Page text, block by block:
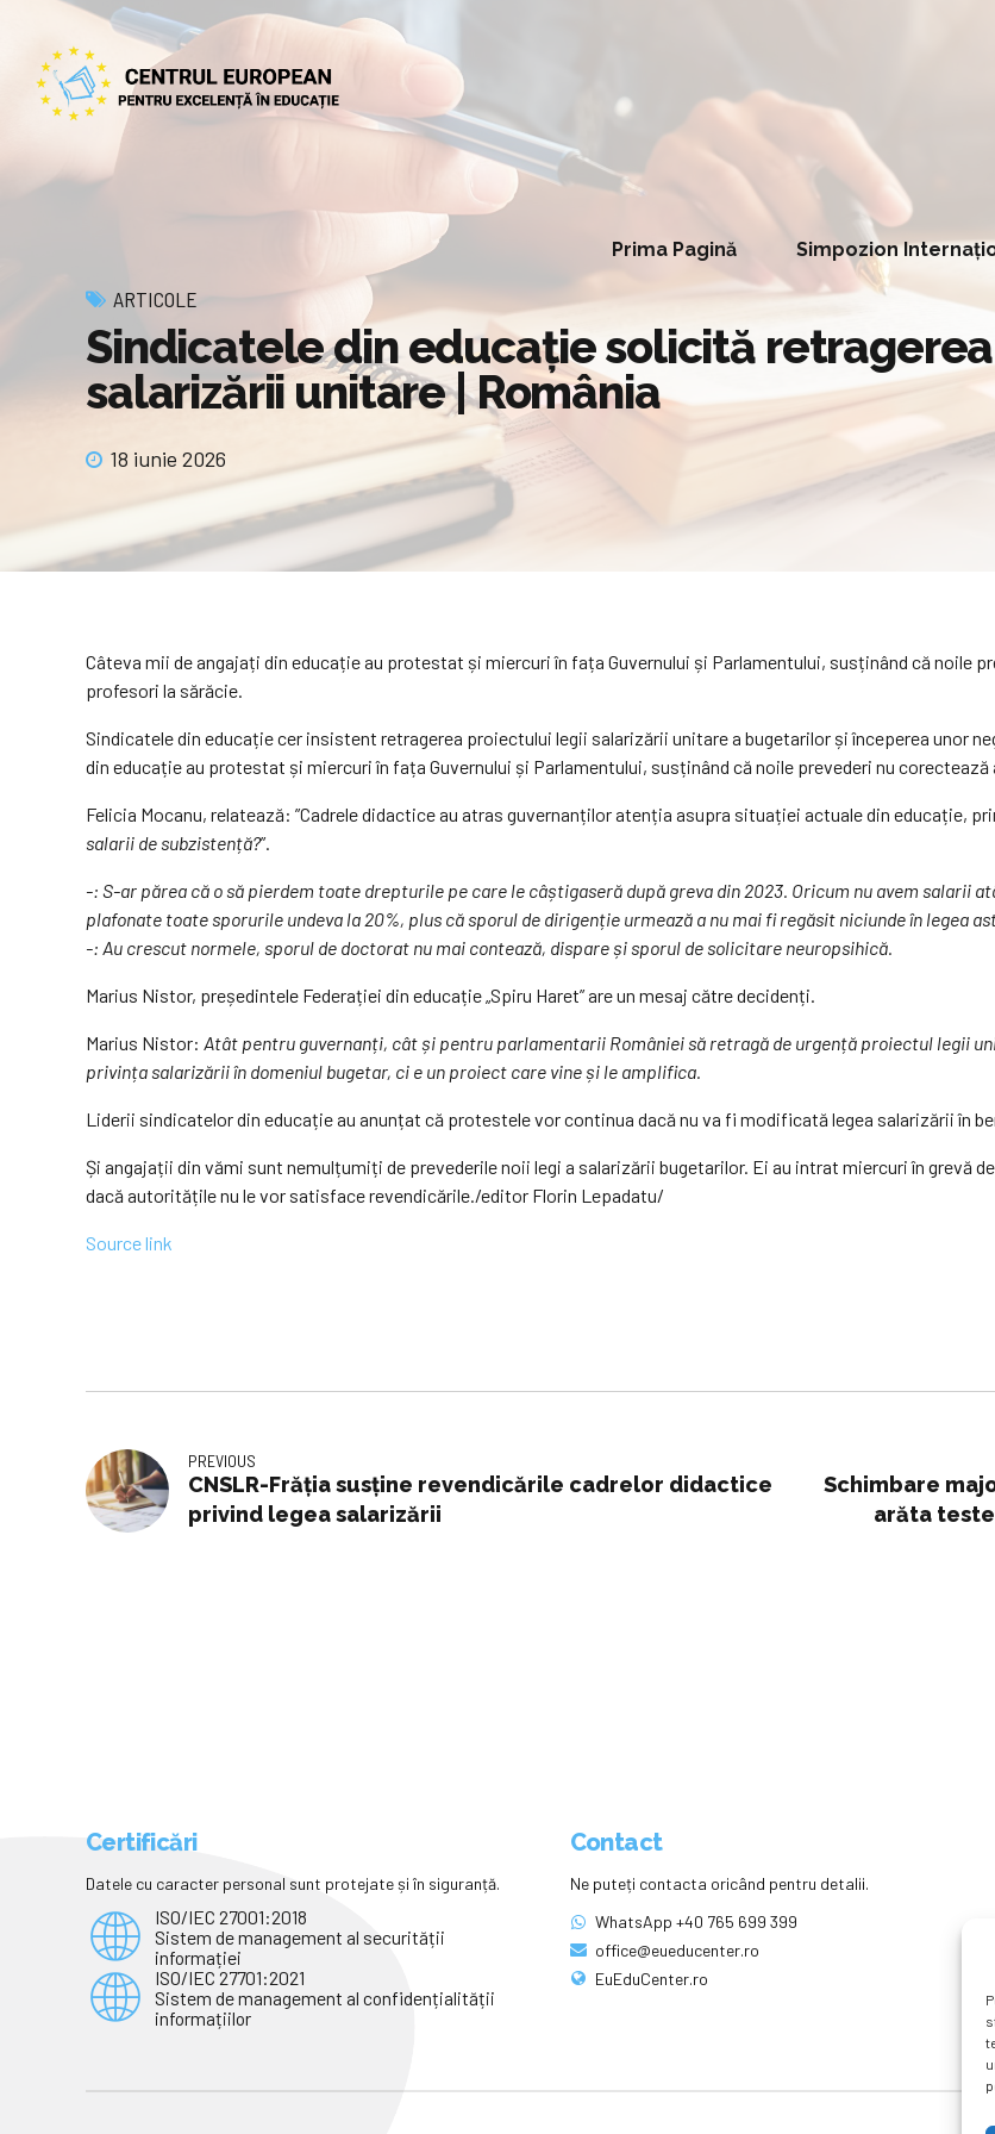
Prima Pagină Simpozion
ARTICOLE
Sindicatele din educație solicită
salarizării unitare | România
18 iunie 2026
Câteva mii de angajați din educație au protestat și miercuri în fața Guvernului și Parlamentului, susținând că noile
profesori la sărăcie.
Sindicatele din educație cer insistent retragerea proiectului legii salarizării unitare a bugetarilor și începerea unor
din educație au protestat și miercuri în fața Guvernului și Parlamentului, susținând că noile prevederi nu
Felicia Mocanu, relatează: ”Cadrele didactice au atras guvernanților atenția asupra situației actuale din educație,
salarii de subzistență?”.
-: S-ar părea că o să pierdem toate drepturile pe care le câștigaseră după greva din 2023. Oricum nu avem salarii
plafonate toate sporurile undeva la 20%, plus că sporul de dirigenție urmează a nu mai fi regăsit niciunde în legea
-: Au crescut normele, sporul de doctorat nu mai contează, dispare și sporul de solicitare neuropsihică.
Marius Nistor, președintele Federației din educație „Spiru Haret” are un mesaj către decidenți.
Marius Nistor: Atât pentru guvernanți, cât și pentru parlamentarii României să retragă de urgență proiectul legii
privința salarizării în domeniul bugetar, ci e un proiect care vine și le amplifica.
Liderii sindicatelor din educație au anunțat că protestele vor continua dacă nu va fi modificată legea salarizării în
Și angajații din vămi sunt nemulțumiți de prevederile noii legi a salarizării bugetarilor. Ei au intrat miercuri în grevă
dacă autoritățile nu le vor satisface revendicările./editor Florin Lepadatu/
Source link
PREVIOUS
CNSLR-Frăția susține revendicările cadrelor didactice
privind legea salarizării
Schimbare
arăta
Certificări
Datele cu caracter personal sunt protejate și în siguranță.
ISO/IEC 27001:2018
Sistem de management al securității
informației
ISO/IEC 27701:2021
Sistem de management al confidențialității
informațiilor
Contact
Ne puteți contacta oricând pentru detalii.
WhatsApp +40 765 699 399
office@eueducenter.ro
EuEduCenter.ro